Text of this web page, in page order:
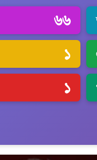
৬৬
১
১